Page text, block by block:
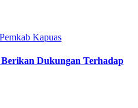
Pemkab Kapuas
Dukungan Terhadap